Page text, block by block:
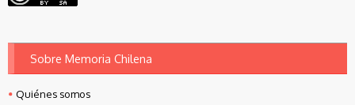
Sobre Memoria Chilena
Quiénes somos